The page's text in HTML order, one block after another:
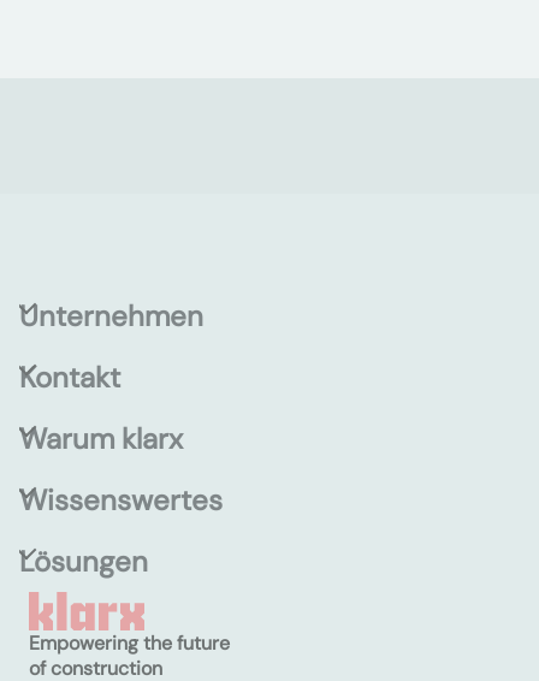
Unternehmen
Kontakt
Warum klarx
Wissenswertes
Lösungen
Empowering the future
of construction